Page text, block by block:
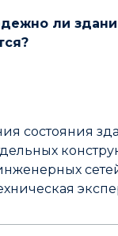
ли
состояния